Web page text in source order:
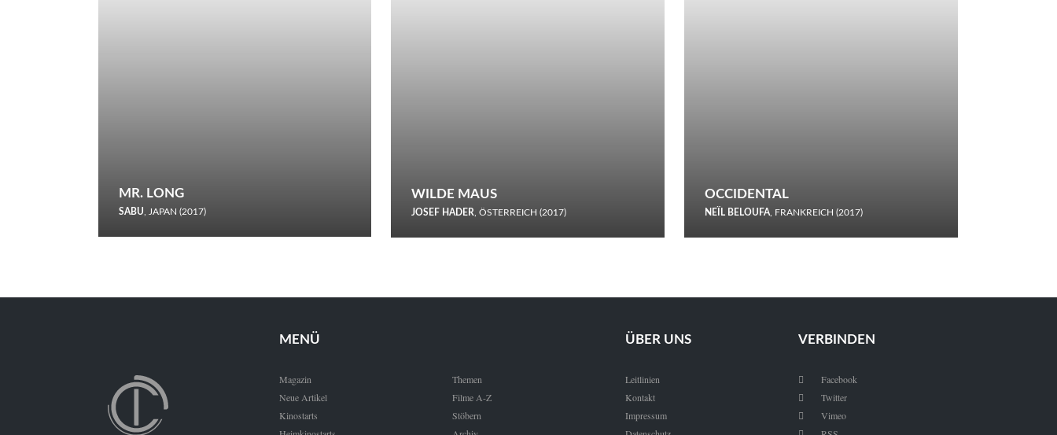
MR. LONG
SABU , JAPAN (2017)
den Wettbewerb.
WILDE MAUS
JOSEF HADER , ÖSTERREICH (2017)
Schnee.
OCCIDENTAL
NEÏL BELOUFA, FRANKREICH (2017)
MENÜ
Magazin
Neue Artikel
Kinostarts
Themen
Filme A-Z
Stöbern
ÜBER UNS
Leitlinien
Kontakt
Impressum
VERBINDEN
 Facebook
 Twitter
 Vimeo